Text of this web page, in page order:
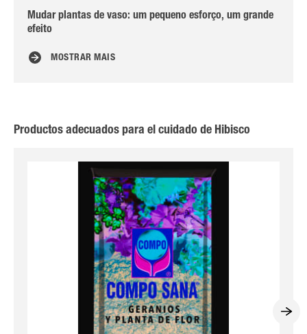
Mudar plantas de vaso: um pequeno esforço, um grande
efeito
MOSTRAR MAIS
Productos adecuados para el cuidado de Hibisco